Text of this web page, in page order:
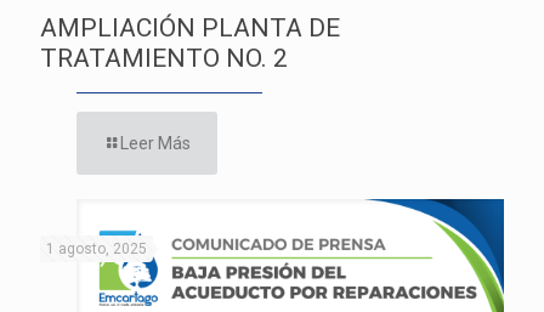
AMPLIACIÓN PLANTA DE
TRATAMIENTO NO. 2
Leer Más
1 agosto, 2025